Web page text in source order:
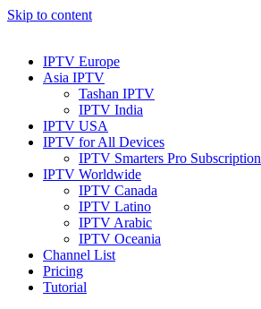
Skip to content
IPTV Europe
Asia IPTV
Tashan IPTV
IPTV India
IPTV USA
IPTV for All Devices
IPTV Smarters Pro Subscription
IPTV Worldwide
IPTV Canada
IPTV Latino
IPTV Arabic
IPTV Oceania
Channel List
Pricing
Tutorial